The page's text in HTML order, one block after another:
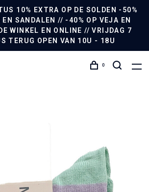
10% EXTRA OP DE SOLDEN -50%
EN SANDALEN // -40% OP VEJA EN
WINKEL EN ONLINE // VRIJDAG 7
TERUG OPEN VAN 10U - 18U
0